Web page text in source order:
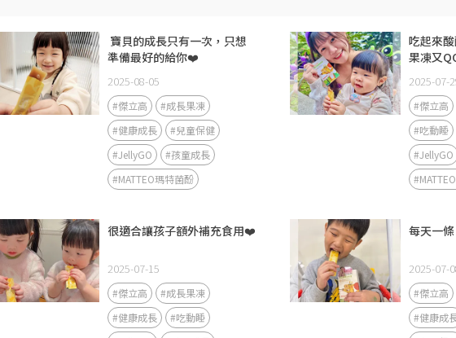
​ 寶貝的成長只有一次，只想
準備最好的給你❤️
2025-08-05
#傑立高
#成長果凍
#健康成長
#兒童保健
#JellyGO
#孩童成長
#MATTEO瑪特菌酚
吃起來
果凍又
2025-07-
#傑立高
#吃動睡
#JellyGO
很適合讓孩子額外補充食用❤️
2025-07-15
#傑立高
#成長果凍
#健康成長
#吃動睡
每天一
2025-07-
#傑立高
#健康成